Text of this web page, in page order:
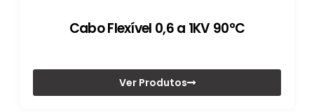
Cabo Flexível 0,6 a 1KV 90°C
Ver Produtos